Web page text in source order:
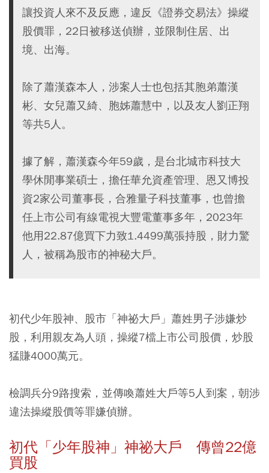
讓投資人來不及反應，違反《證券交易法》操縱
股價罪，22日被移送偵辦，並限制住居、出
境、出海。
除了蕭漢森本人，涉案人士也包括其胞弟蕭漢
彬、女兒蕭又綺、胞姊蕭慧中，以及友人劉正翔
等共5人。
據了解，蕭漢森今年59歲，是台北城市科技大
學休閒事業碩士，擔任華允資產管理、恩又博投
資2家公司董事長，合雅量子科技董事，也曾擔
任上市公司有線電視大豐電董事多年，2023年
他用22.87億買下力致1.4499萬張持股，財力驚
人，被稱為股市的神秘大戶。
初代少年股神、股市「神祕大戶」蕭姓男子涉嫌炒
股，利用親友為人頭，操縱7檔上市公司股價，炒股
猛賺4000萬元。
檢調兵分9路搜索，並傳喚蕭姓大戶等5人到案，朝涉
違法操縱股價等罪嫌偵辦。
初代「少年股神」神祕大戶 傳曾22億
買股